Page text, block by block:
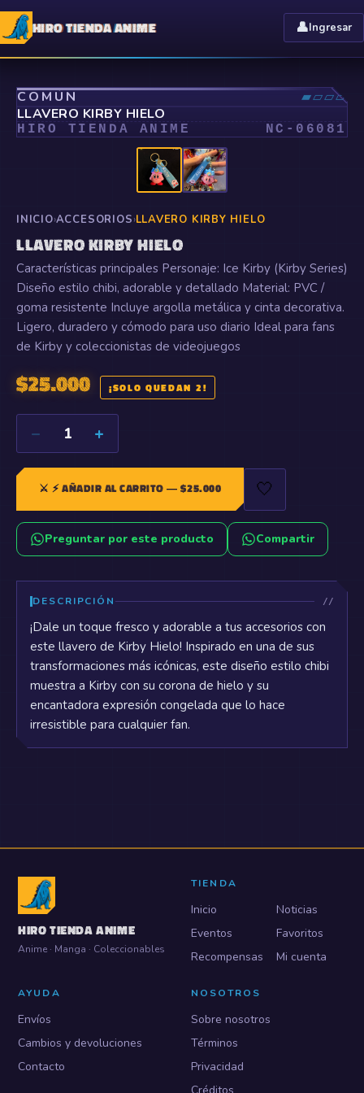
HIRO TIENDA ANIME 👤Ingresar
COMÚN ▰▱▱▱
⤢
LLAVERO KIRBY HIELO
HIRO TIENDA ANIME NC- 06081
INICIO›ACCESORIOS›LLAVERO KIRBY HIELO
LLAVERO KIRBY HIELO
Características principales Personaje: Ice Kirby (Kirby Series)
Diseño estilo chibi, adorable y detallado Material: PVC /
goma resistente Incluye argolla metálica y cinta decorativa.
Ligero, duradero y cómodo para uso diario Ideal para fans
de Kirby y coleccionistas de videojuegos
$25.000 ¡SOLO QUEDAN 2!
− 1 +
⚔️⚡ AÑADIR AL CARRITO — $25.000 🤍
Preguntar por este producto Compartir
DESCRIPCIÓN
¡Dale un toque fresco y adorable a tus accesorios con
este llavero de Kirby Hielo! Inspirado en una de sus
transformaciones más icónicas, este diseño estilo chibi
muestra a Kirby con su corona de hielo y su
encantadora expresión congelada que lo hace
irresistible para cualquier fan.
HIRO TIENDA ANIME
Anime · Manga · Coleccionables
TIENDA
Inicio
Noticias
Eventos
Favoritos
Recompensas
Mi cuenta
AYUDA
Envíos
Cambios y devoluciones
Contacto
NOSOTROS
Sobre nosotros
Términos
Privacidad